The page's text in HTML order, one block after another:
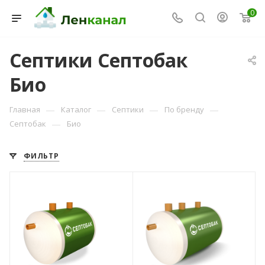
0
Септики Септобак
Био
Главная — Каталог — Септики — По бренду —
Септобак — Био
ФИЛЬТР
Объем переработки,
м3/сутки
0,5
Объем переработки,
м3/сутки
0,7
Консультант Ленканал